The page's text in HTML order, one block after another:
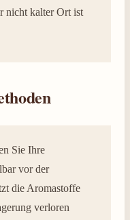
nicht kalter Ort ist
Sie Ihre
vor der
die Aromastoffe
verloren